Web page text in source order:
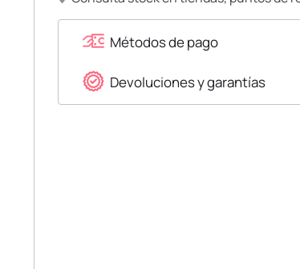
Métodos de pago
Devoluciones y garantías